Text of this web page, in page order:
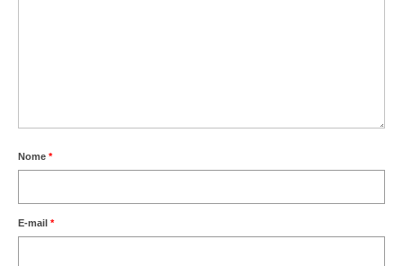
Nome *
E-mail *